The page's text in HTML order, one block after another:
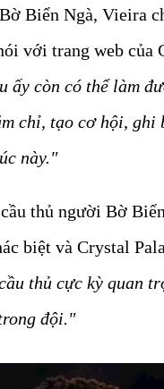
Biển Ngà, Vieira
với trang web của
ấy còn có thể làm
chỉ, tạo cơ hội,
này."
thủ người Bờ
biệt và Crystal
thủ cực kỳ quan
đội."